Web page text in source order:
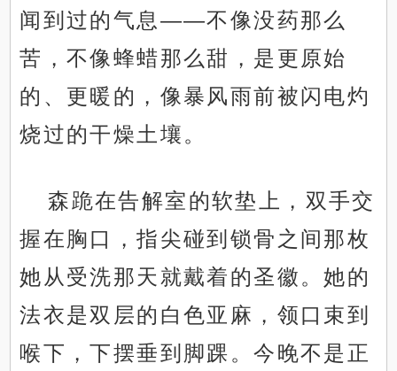
闻到过的气息——不像没药那么
苦，不像蜂蜡那么甜，是更原始
的、更暖的，像暴风雨前被闪电灼
烧过的干燥土壤。
森跪在告解室的软垫上，双手交
握在胸口，指尖碰到锁骨之间那枚
她从受洗那天就戴着的圣徽。她的
法衣是双层的白色亚麻，领口束到
喉下，下摆垂到脚踝。今晚不是正